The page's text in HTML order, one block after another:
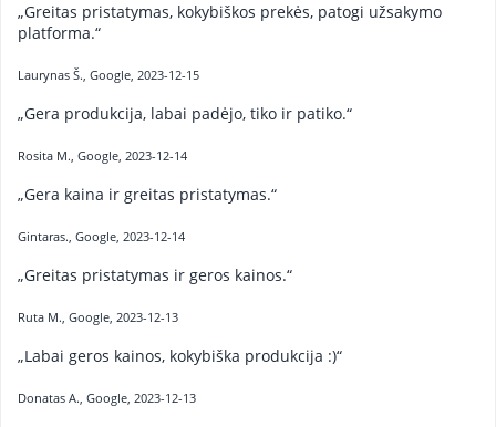
„Greitas pristatymas, kokybiškos prekės, patogi užsakymo
platforma.“
Laurynas Š., Google, 2023-12-15
„Gera produkcija, labai padėjo, tiko ir patiko.“
Rosita M., Google, 2023-12-14
„Gera kaina ir greitas pristatymas.“
Gintaras., Google, 2023-12-14
„Greitas pristatymas ir geros kainos.“
Ruta M., Google, 2023-12-13
„Labai geros kainos, kokybiška produkcija :)“
Donatas A., Google, 2023-12-13